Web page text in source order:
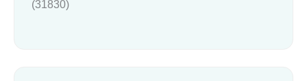
(31830)